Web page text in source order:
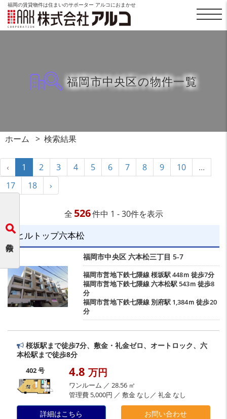
福岡の賃貸物件は住まいのサポーター アルコにおまかせ
福岡市中央区の物件一覧
ホーム 検索結果
‹ 1 2 3 4 5 6 7 8 9 10
...
17
18 ›
全 526件中 1 - 30件を表示
ヒルトップ六本松
福岡市中央区 六本松三丁目 5-7
福岡市営地下鉄七隈線桜坂駅448ｍ 徒歩7分
福岡市営地下鉄七隈線六本松駅543ｍ 徒歩8
分
福岡市営地下鉄七隈線 別府駅 1,384ｍ 徒歩20
分
桜坂駅まで徒歩7分、敷金・礼金ゼロ、オートロック、六
本松駅まで徒歩8分
402 号 4.8 万円
ワンルーム ／ 28.56 ㎡
管理費 5,000円 ／ 敷金 なし／ 礼金 なし
詳細はこちら お問い合わせ